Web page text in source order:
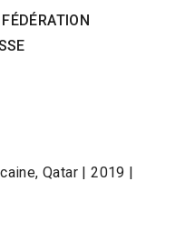
Qatar | 2019 |